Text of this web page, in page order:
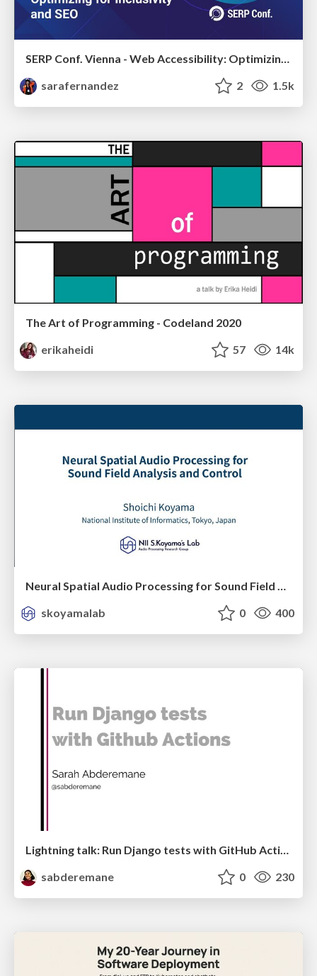
SERP Conf. Vienna - Web Accessibility: Optimizing for Inclusivity and SEO
sarafernandez
2 1.5k
The Art of Programming - Codeland 2020
erikaheidi
57 14k
Neural Spatial Audio Processing for Sound Field Analysis and Control
skoyamalab
0 400
sabderemane
0 230